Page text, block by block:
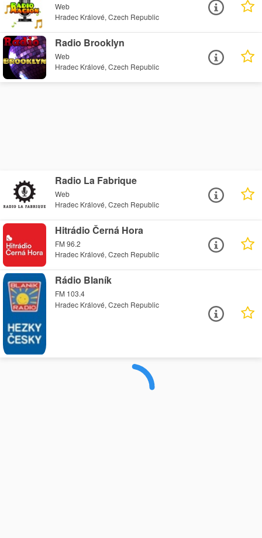
Web
Hradec Králové, Czech Republic
Radio Brooklyn
Web
Hradec Králové, Czech Republic
Radio La Fabrique
Web
Hradec Králové, Czech Republic
Hitrádio Černá Hora
FM 96.2
Hradec Králové, Czech Republic
Rádio Blaník
FM 103.4
Hradec Králové, Czech Republic